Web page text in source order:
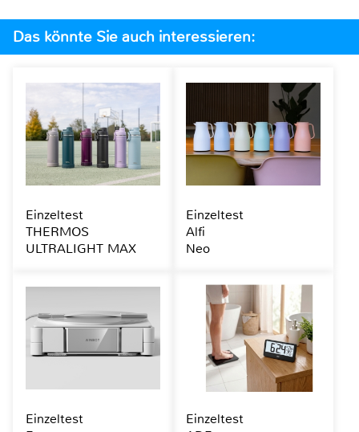
Das könnte Sie auch interessieren:
Einzeltest
THERMOS
ULTRALIGHT MAX
Einzeltest
Alfi
Neo
Einzeltest
Einzeltest